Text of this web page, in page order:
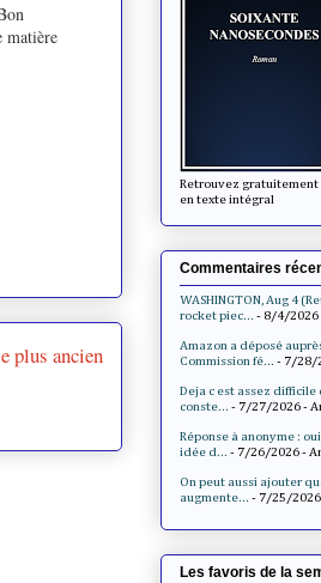
matière
plus ancien
Retrouvez gratuitement
en texte intégral
Commentaires
WASHINGTON, Aug 4
rocket piec... - 8/4/2026
Amazon a déposé
Commission fé... - 7/28/
Deja c est assez difficile
conste... - 7/27/2026-
Réponse à anonyme :
idée d... - 7/26/2026-
On peut aussi ajouter
augmente... - 7/25/2026
Les favoris de la